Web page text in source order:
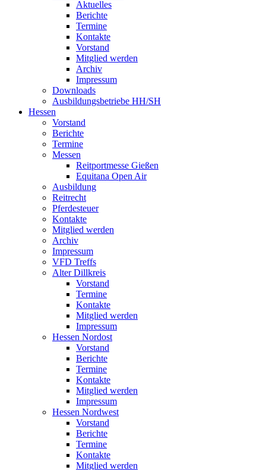
Aktuelles
Berichte
Termine
Kontakte
Vorstand
Mitglied werden
Archiv
Impressum
Downloads
Ausbildungsbetriebe HH/SH
Hessen
Vorstand
Berichte
Termine
Messen
Reitportmesse Gießen
Equitana Open Air
Ausbildung
Reitrecht
Pferdesteuer
Kontakte
Mitglied werden
Archiv
Impressum
VFD Treffs
Alter Dillkreis
Vorstand
Termine
Kontakte
Mitglied werden
Impressum
Hessen Nordost
Vorstand
Berichte
Termine
Kontakte
Mitglied werden
Impressum
Hessen Nordwest
Vorstand
Berichte
Termine
Kontakte
Mitglied werden